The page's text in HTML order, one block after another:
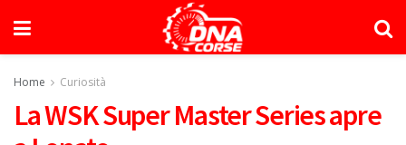
Home Curiosità
La WSK Super Master Series apre